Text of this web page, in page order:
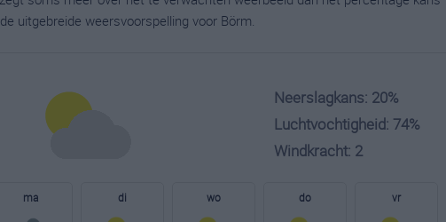
uitgebreide weersvoorspelling voor Börm.
Neerslagkans: 20%
Luchtvochtigheid: 74%
Windkracht: 2
ma di wo do vr